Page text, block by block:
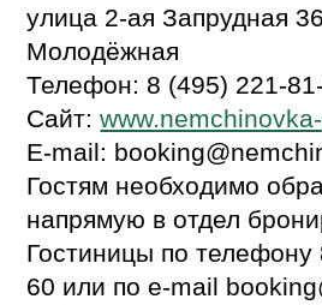
улица 2-ая Запрудная
Молодёжная
Телефон: 8 (495) 221-
Сайт:
E-mail:
Гостям необходимо
напрямую в отдел
Гостиницы по телефону
60 или по e-mail